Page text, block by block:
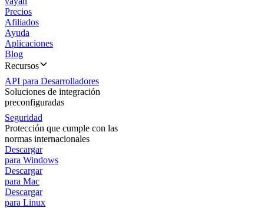
Precios
Afiliados
Ayuda
Aplicaciones
Blog
Recursos
API para Desarrolladores
Soluciones de integración
preconfiguradas
Seguridad
Protección que cumple con las
normas internacionales
Descargar
para Windows
Descargar
para Mac
Descargar
para Linux